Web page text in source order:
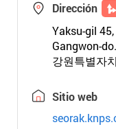
Dirección
Yaksu-gil
Gangwon-do.
강원특별자
Sitio web